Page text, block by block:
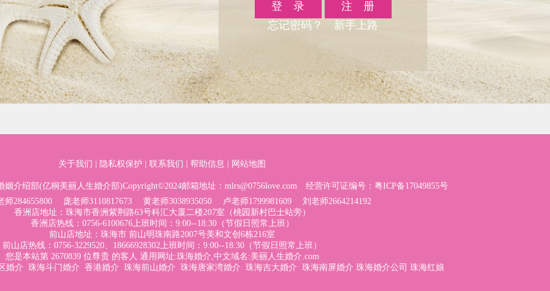
忘记密码？ 新手上路
关于我们 隐私权保护 联系我们 帮助信息 网站地图
介绍部(亿桐美丽人生婚介部)Copyright©2024邮箱地址： mlrs@0756love.com 经营许可证编号： 粤ICP备17049855号
师284655800庞老师3110817673黄老师3038935050卢老师1799981609刘老师2664214192
香洲店地址：珠海市香洲紫荆路63号科汇大厦二楼207室（桃园新村巴士站旁）
香洲店热线：0756-6100676上班时间：9:00--18:30（节假日照常上班）
前山店地址：珠海市 前山明珠南路2007号美和文创6栋216室
前山店热线：0756-3229520、18666928302上班时间：9:00--18:30（节假日照常上班）
您是本站第 2670839 位尊贵 的客人 通用网址:珠海婚介,中文域名:美丽人生婚介.com
婚介 珠海斗门婚介 香港婚介 珠海前山婚介 珠海唐家湾婚介 珠海吉大婚介 珠海南屏婚介 珠海婚介公司 珠海红娘